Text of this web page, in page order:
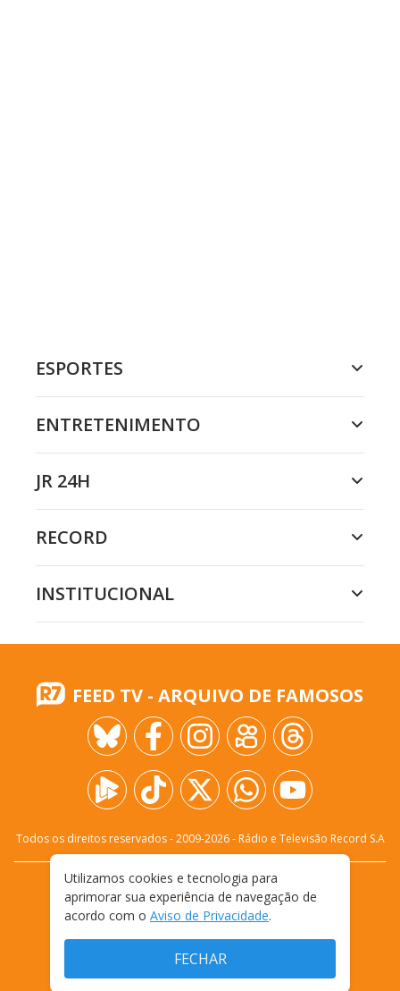
ESPORTES
ENTRETENIMENTO
JR 24H
RECORD
INSTITUCIONAL
FEED TV - ARQUIVO DE FAMOSOS
Todos os direitos reservados - 2009-2026- Rádio e Televisão Record S.A
FALE CONOSCO
PRIVACIDADE
TERMOS E CONDIÇÕES DE USO
Utilizamos cookies e tecnologia para
aprimorar sua experiência de navegação de
acordo com o Aviso de Privacidade.
FECHAR